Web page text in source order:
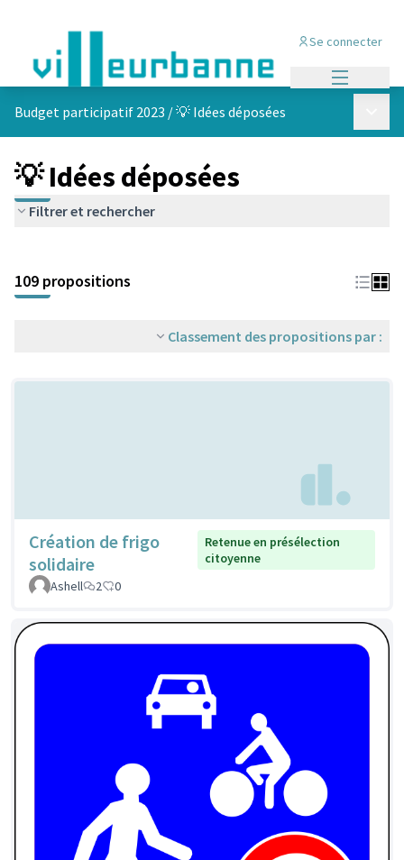
Se connecter
Budget participatif 2023 /💡 Idées déposées
💡 Idées déposées
Filtrer et rechercher
+
−
109 propositions
Classement des propositions par :
Création de frigo
solidaire
Retenue en présélection
citoyenne
Ashell
2 0